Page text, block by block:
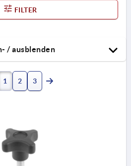
FILTER
/ ausblenden
1 2 3